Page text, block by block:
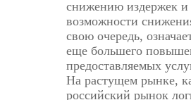
снижению издержек
возможности
свою очередь,
еще большего
предоставляемых
На растущем рынке,
российский рынок